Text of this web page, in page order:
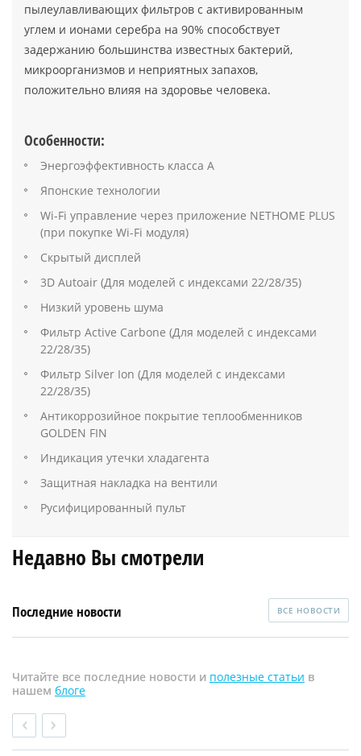
пылеулавливающих фильтров с активированным
углем и ионами серебра на 90% способствует
задержанию большинства известных бактерий,
микроорганизмов и неприятных запахов,
положительно влияя на здоровье человека.
Особенности:
Энергоэффективность класса А
Японские технологии
Wi-Fi управление через приложение NETHOME PLUS
(при покупке Wi-Fi модуля)
Скрытый дисплей
3D Autoair (Для моделей c индексами 22/28/35)
Низкий уровень шума
Фильтр Active Carbone (Для моделей c индексами
22/28/35)
Фильтр Silver Ion (Для моделей c индексами
22/28/35)
Антикоррозийное покрытие теплообменников
GOLDEN FIN
Индикация утечки хладагента
Защитная накладка на вентили
Русифицированный пульт
Недавно Вы смотрели
Последние новости ВСЕ НОВОСТИ
Читайте все последние новости и полезные статьи в
нашем блоге